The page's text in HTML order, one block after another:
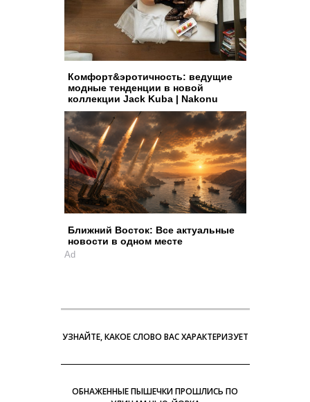
Комфорт&эротичность: ведущие
модные тенденции в новой
коллекции Jack Kuba | Nakonu
Ближний Восток: Все актуальные
новости в одном месте
Ad
УЗНАЙТЕ, КАКОЕ СЛОВО ВАС ХАРАКТЕРИЗУЕТ
ОБНАЖЕННЫЕ ПЫШЕЧКИ ПРОШЛИСЬ ПО